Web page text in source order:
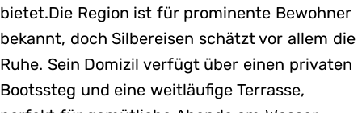
bietet.Die Region ist für prominente Bewohner
bekannt, doch Silbereisen schätzt vor allem die
Ruhe. Sein Domizil verfügt über einen privaten
Bootssteg und eine weitläufige Terrasse,